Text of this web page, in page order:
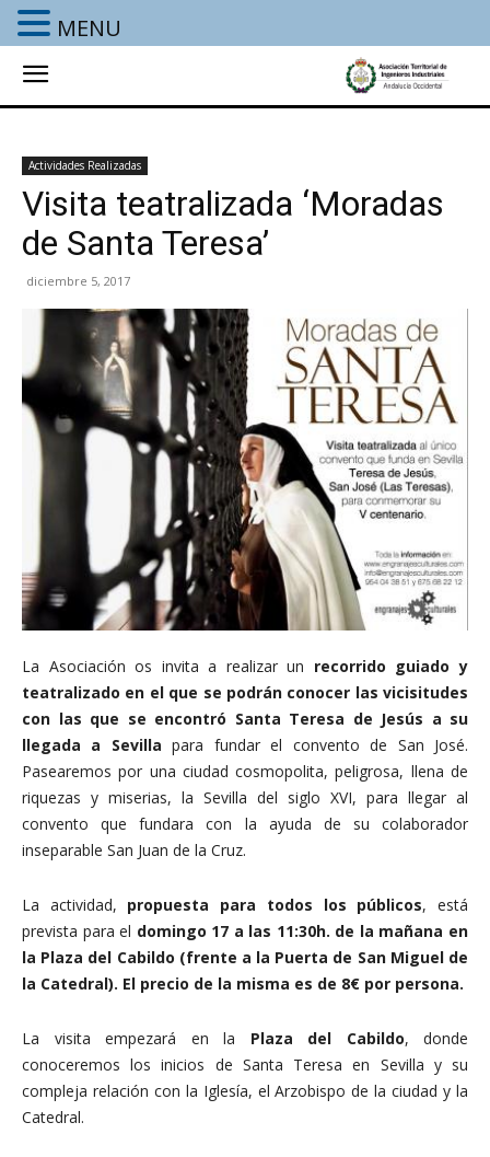
Actividades Realizadas
Visita teatralizada ‘Moradas
de Santa Teresa’
diciembre 5, 2017
La Asociación os invita a realizar un recorrido guiado y
teatralizado en el que se podrán conocer las vicisitudes
con las que se encontró Santa Teresa de Jesús a su
llegada a Sevilla para fundar el convento de San José.
Pasearemos por una ciudad cosmopolita, peligrosa, llena de
riquezas y miserias, la Sevilla del siglo XVI, para llegar al
convento que fundara con la ayuda de su colaborador
inseparable San Juan de la Cruz.
La actividad, propuesta para todos los públicos, está
prevista para el domingo 17 a las 11:30h. de la mañana en
la Plaza del Cabildo (frente a la Puerta de San Miguel de
la Catedral). El precio de la misma es de 8€ por persona.
La visita empezará en la Plaza del Cabildo, donde
conoceremos los inicios de Santa Teresa en Sevilla y su
compleja relación con la Iglesía, el Arzobispo de la ciudad y la
Catedral.
MENU